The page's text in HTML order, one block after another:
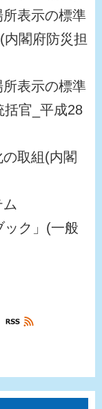
表示の標準
閣府防災担
表示の標準
括官_平成28
取組(内閣
ック」(一般